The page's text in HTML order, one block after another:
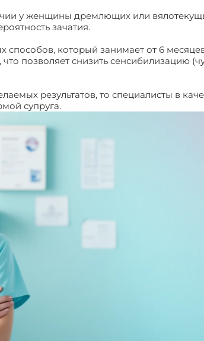
у женщины дремлющих или
зачатия.
который занимает от 6
позволяет снизить сенсибилизацию
результатов, то специалисты в
супруга.